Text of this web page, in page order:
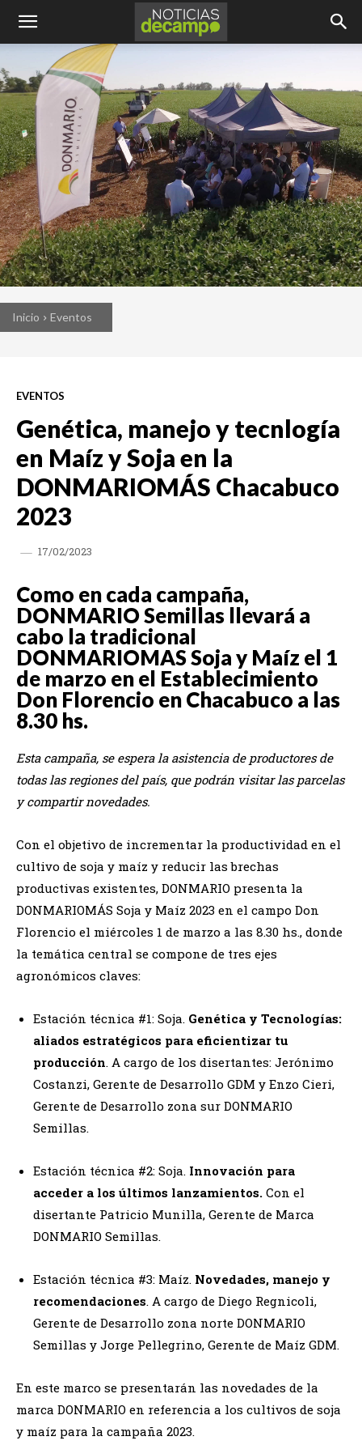
Inicio Eventos
EVENTOS
Genética, manejo y tecnlogía
en Maíz y Soja en la
DONMARIOMÁS Chacabuco
2023
17/02/2023
Como en cada campaña,
DONMARIO Semillas llevará a
cabo la tradicional
DONMARIOMAS Soja y Maíz el 1
de marzo en el Establecimiento
Don Florencio en Chacabuco a las
8.30 hs.
Esta campaña, se espera la asistencia de productores de
todas las regiones del país, que podrán visitar las parcelas
y compartir novedades.
Con el objetivo de incrementar la productividad en el
cultivo de soja y maíz y reducir las brechas
productivas existentes, DONMARIO presenta la
DONMARIOMÁS Soja y Maíz 2023 en el campo Don
Florencio el miércoles 1 de marzo a las 8.30 hs., donde
la temática central se compone de tres ejes
agronómicos claves:
Estación técnica #1: Soja. Genética y Tecnologías:
aliados estratégicos para eficientizar tu
producción. A cargo de los disertantes: Jerónimo
Costanzi, Gerente de Desarrollo GDM y Enzo Cieri,
Gerente de Desarrollo zona sur DONMARIO
Semillas.
Estación técnica #2: Soja. Innovación para
acceder a los últimos lanzamientos. Con el
disertante Patricio Munilla, Gerente de Marca
DONMARIO Semillas.
Estación técnica #3: Maíz. Novedades, manejo y
recomendaciones. A cargo de Diego Regnicoli,
Gerente de Desarrollo zona norte DONMARIO
Semillas y Jorge Pellegrino, Gerente de Maíz GDM.
En este marco se presentarán las novedades de la
marca DONMARIO en referencia a los cultivos de soja
y maíz para la campaña 2023.